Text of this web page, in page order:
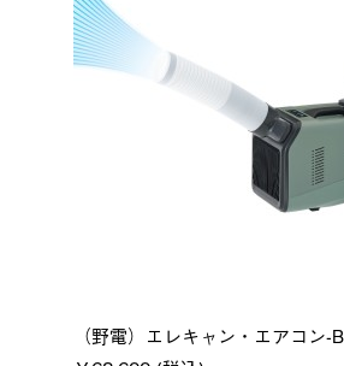
（野電）エレキャン・エアコン-